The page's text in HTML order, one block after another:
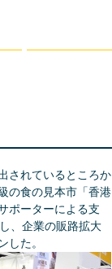
されているところか
の食の見本市「香港
ポーターによる支
、企業の販路拡大
した。